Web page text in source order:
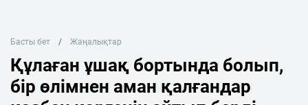
Басты бет Жаңалықтар
Құлаған ұшақ бортында болып,
бір өлімнен аман қалғандар